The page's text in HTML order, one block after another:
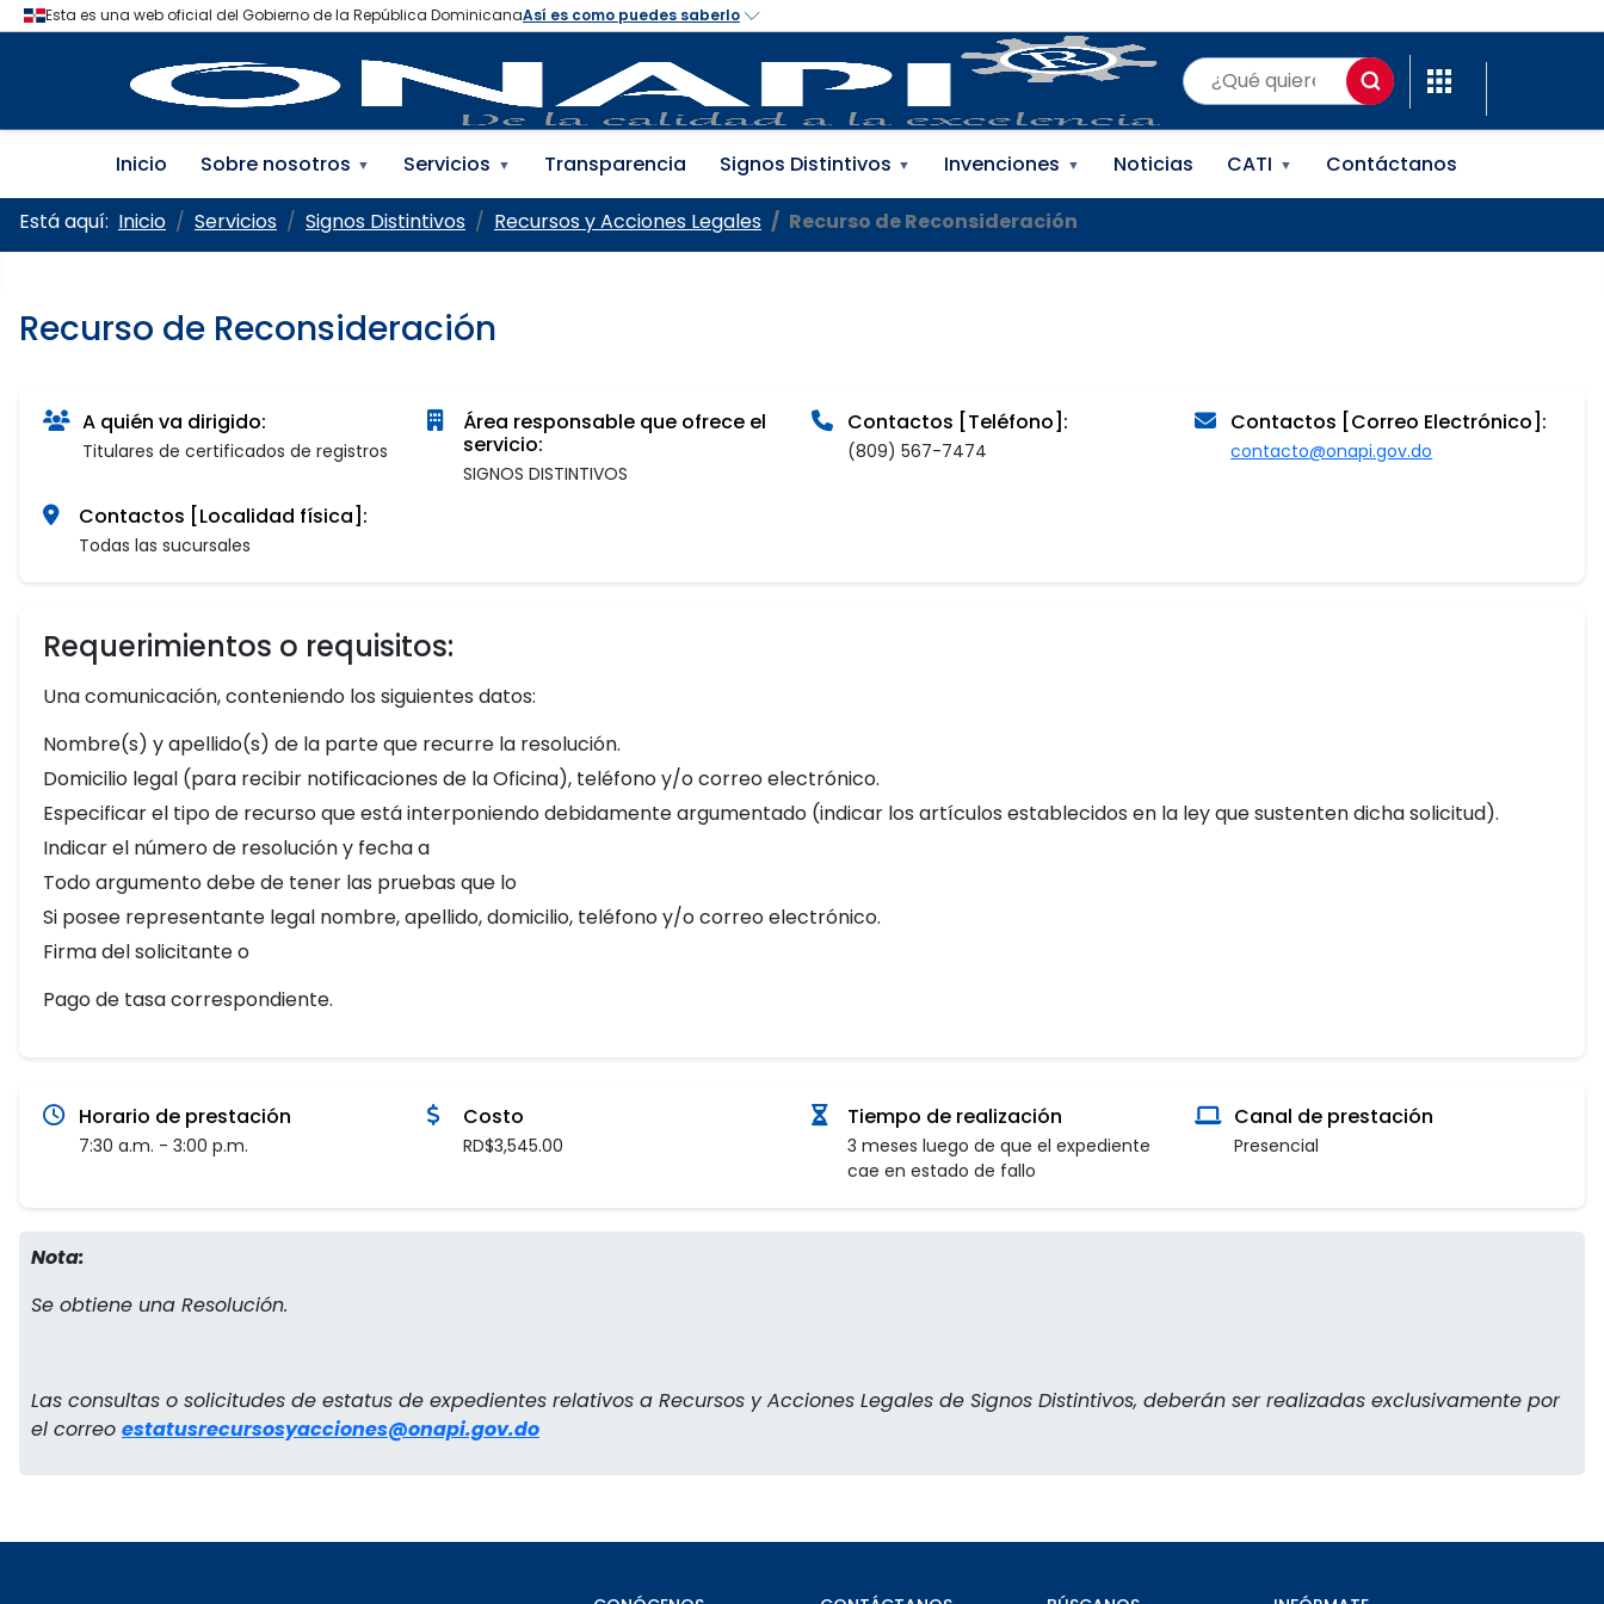
Oficina Nacional de la Propiedad Industrial (ONAPI)
Inicio Sobre nosotros ▼ Servicios ▼ Transparencia Signos Distintivos ▼ Invenciones ▼ Noticias CATI ▼ Contáctanos
Está aquí: Inicio Servicios Signos Distintivos Recursos y Acciones Legales Recurso de Reconsideración
Recurso de Reconsideración
A quién va dirigido:
Titulares de certificados de registros
Área responsable que ofrece el
servicio:
SIGNOS DISTINTIVOS
Contactos [Teléfono]:
(809) 567-7474
Contactos [Correo Electrónico]:
contacto@onapi.gov.do
Contactos [Localidad física]:
Todas las sucursales
Requerimientos o requisitos:
Una comunicación, conteniendo los siguientes datos:
Nombre(s) y apellido(s) de la parte que recurre la resolución.
Domicilio legal (para recibir notificaciones de la Oficina), teléfono y/o correo electrónico.
Especificar el tipo de recurso que está interponiendo debidamente argumentado (indicar los artículos establecidos en la ley que sustenten dicha solicitud).
Indicar el número de resolución y fecha a
Todo argumento debe de tener las pruebas que lo
Si posee representante legal nombre, apellido, domicilio, teléfono y/o correo electrónico.
Firma del solicitante o
Pago de tasa correspondiente.
Horario de prestación
7:30 a.m. - 3:00 p.m.
Costo
RD$3,545.00
Tiempo de realización
3 meses luego de que el expediente
cae en estado de fallo
Canal de prestación
Presencial
Nota:
Se obtiene una Resolución.
Las consultas o solicitudes de estatus de expedientes relativos a Recursos y Acciones Legales de Signos Distintivos, deberán ser realizadas exclusivamente por
el correo estatusrecursosyacciones@onapi.gov.do